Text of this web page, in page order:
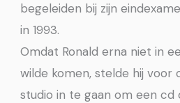
begeleiden bij zijn
in 1993.
Omdat Ronald erna niet in
wilde komen, stelde hij voor
studio in te gaan om een